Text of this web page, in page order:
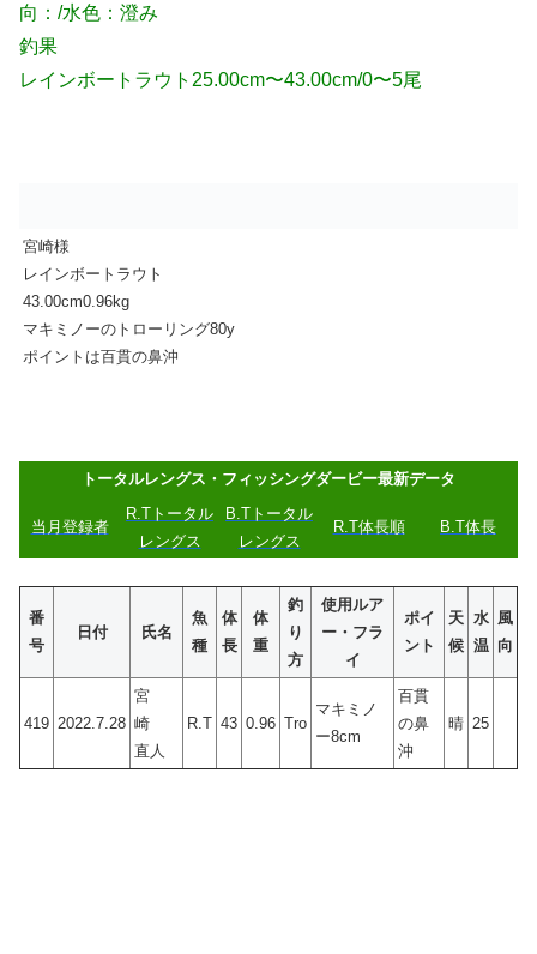
向：/水色：澄み
釣果
レインボートラウト25.00cm〜43.00cm/0〜5尾
宮崎様
レインボートラウト
43.00cm0.96kg
マキミノーのトローリング80y
ポイントは百貫の鼻沖
トータルレングス・フィッシングダービー最新データ
当月登録者
R.Tトータル
レングス
B.Tトータル
レングス
R.T体長順 B.T体長
番
号
日付 氏名
魚
種
体
長
体
重
釣
り
方
使用ルア
ー・フラ
イ
ポイ
ント
天
候
水
温
風
向
419 2022.7.28
宮
崎
直人
R.T 43 0.96 Tro
マキミノ
ー8cm
百貫
の鼻
沖
晴 25